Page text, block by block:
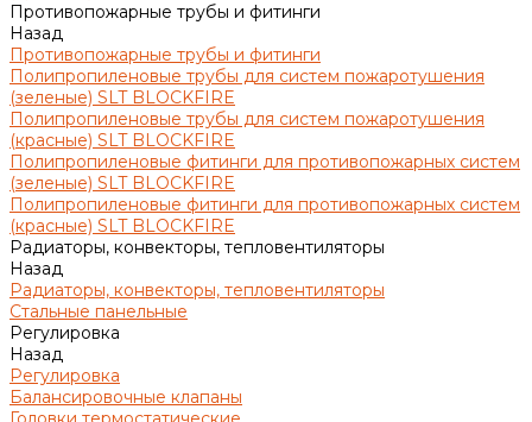
Противопожарные трубы и фитинги
Назад
Противопожарные трубы и фитинги
Полипропиленовые трубы для систем пожаротушения
(зеленые) SLT BLOCKFIRE
Полипропиленовые трубы для систем пожаротушения
(красные) SLT BLOCKFIRE
Полипропиленовые фитинги для противопожарных систем
(зеленые) SLT BLOCKFIRE
Полипропиленовые фитинги для противопожарных систем
(красные) SLT BLOCKFIRE
Радиаторы, конвекторы, тепловентиляторы
Назад
Радиаторы, конвекторы, тепловентиляторы
Стальные панельные
Регулировка
Назад
Регулировка
Балансировочные клапаны